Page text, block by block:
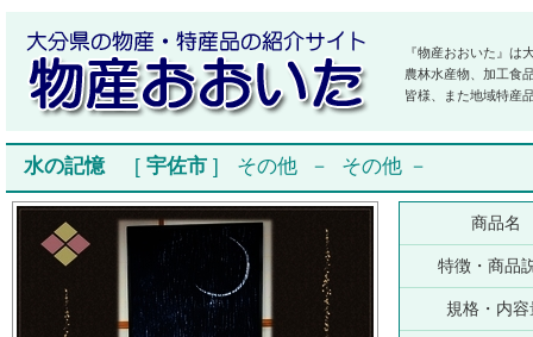
『物産おおいた』は
農林水産物、加工食
皆様、また地域特産
水の記憶 [ 宇佐市 ] その他 － その他 －
商品名
特徴・商品
規格・内容